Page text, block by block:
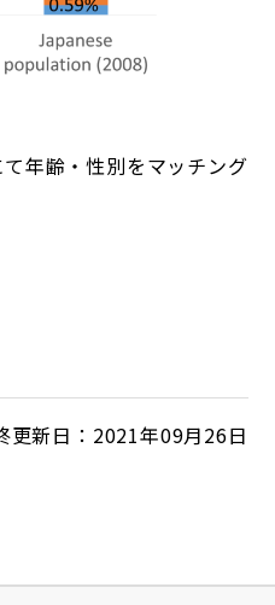
年齢・性別をマッチング
更新日：2021年09月26日